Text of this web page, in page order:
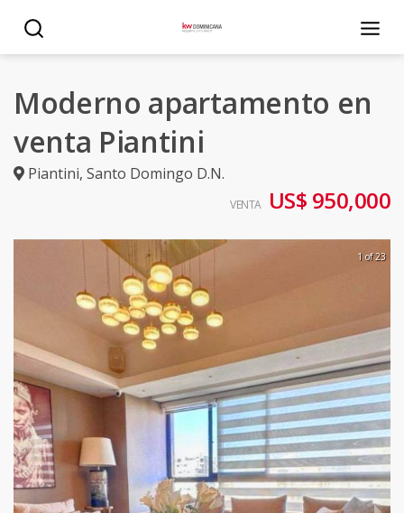
Moderno apartamento en
venta Piantini
Piantini, Santo Domingo D.N.
VENTA US$ 950,000
1 of 23